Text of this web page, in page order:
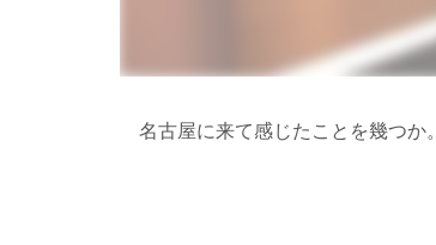
名古屋に来て感じたことを幾つか。